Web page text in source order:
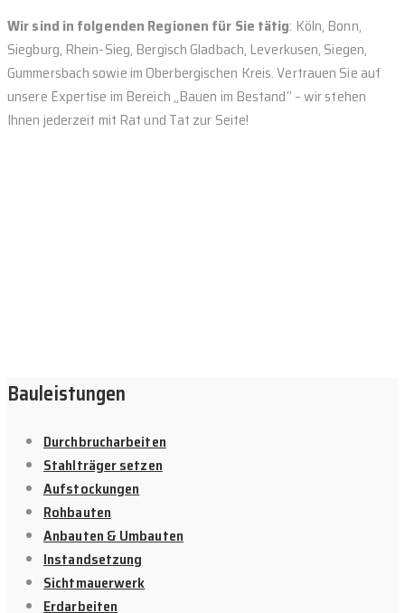
Wir sind in folgenden Regionen für Sie tätig: Köln, Bonn,
Siegburg, Rhein-Sieg, Bergisch Gladbach, Leverkusen, Siegen,
Gummersbach sowie im Oberbergischen Kreis. Vertrauen Sie auf
unsere Expertise im Bereich „Bauen im Bestand“ – wir stehen
Ihnen jederzeit mit Rat und Tat zur Seite!
Bauleistungen
Durchbrucharbeiten
Stahlträger setzen
Aufstockungen
Rohbauten
Anbauten & Umbauten
Instandsetzung
Sichtmauerwerk
Erdarbeiten